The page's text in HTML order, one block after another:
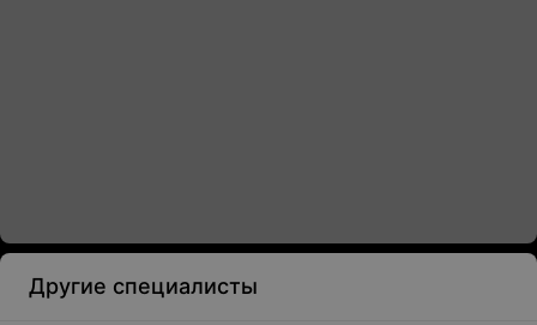
Другие специалисты